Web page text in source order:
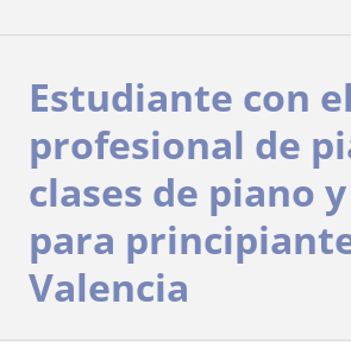
Estudiante con
profesional de
clases de piano
para
Valencia